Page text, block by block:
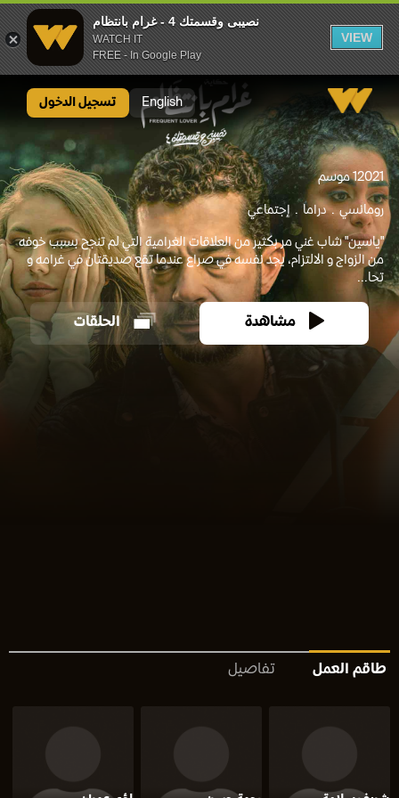
نصيبى وقسمتك 4 - غرام بانتظام
WATCH IT
FREE - In Google Play
VIEW
English تسجيل الدخول
20211 موسم
رومانسي دراما إجتماعي
"ياسين" شاب غني مر بكثير من العلاقات الغرامية التي لم تنجح بسبب خوفه
من الزواج و الالتزام، يجد نفسه في صراع عندما تقع صديقتان في غرامه و
تحا...
مشاهدة الحلقات
طاقم العمل تفاصيل